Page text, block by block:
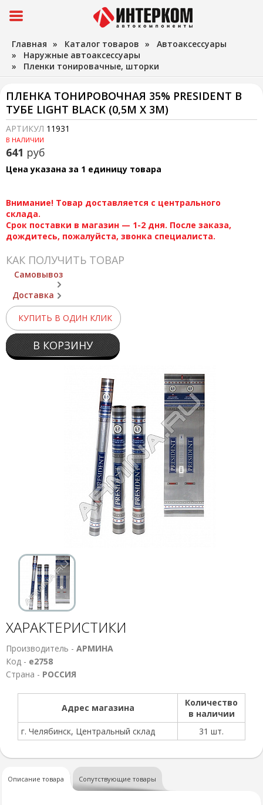
Главная » Каталог товаров » Автоаксессуары
» Наружные автоаксессуары
» Пленки тонировачные, шторки
ПЛЕНКА ТОНИРОВОЧНАЯ 35% PRESIDENT В
ТУБЕ LIGHT BLACK (0,5М Х 3М)
АРТИКУЛ 11931
В НАЛИЧИИ
641 руб
Цена указана за 1 единицу товара
Внимание! Товар доставляется с центрального
склада.
Срок поставки в магазин — 1-2 дня. После заказа,
дождитесь, пожалуйста, звонка специалиста.
КАК ПОЛУЧИТЬ ТОВАР
Самовывоз
Доставка
КУПИТЬ В ОДИН КЛИК
В КОРЗИНУ
ХАРАКТЕРИСТИКИ
Производитель - АРМИНА
Код - е2758
Страна - РОССИЯ
Адрес магазина
Количество
в наличии
г. Челябинск, Центральный склад
31 шт.
Описание товара Сопутствующие товары